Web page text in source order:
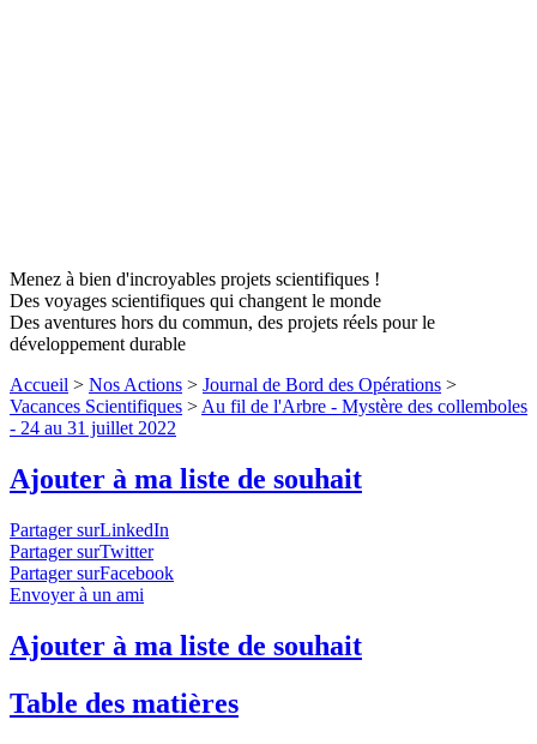
Menez à bien d'incroyables projets scientifiques !
Des voyages scientifiques qui changent le monde
Des aventures hors du commun, des projets réels pour le
développement durable
Accueil > Nos Actions > Journal de Bord des Opérations >
Vacances Scientifiques > Au fil de l'Arbre - Mystère des collemboles
- 24 au 31 juillet 2022
Ajouter à ma liste de souhait
Partager surLinkedIn
Partager surTwitter
Partager surFacebook
Envoyer à un ami
Ajouter à ma liste de souhait
Table des matières